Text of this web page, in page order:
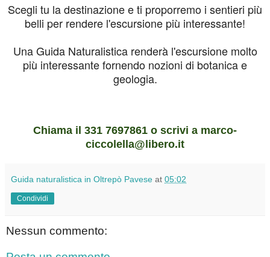
Scegli tu la destinazione e ti proporremo i sentieri più
belli per rendere l'escursione più interessante!
Una Guida Naturalistica renderà l'escursione molto
più interessante fornendo nozioni di botanica e
geologia.
Chiama il 331 7697861 o scrivi a marco-
ciccolella@libero.it
Guida naturalistica in Oltrepò Pavese at 05:02
Condividi
Nessun commento: